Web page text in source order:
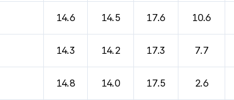
14.6 14.5 17.6 10.6
14.3 14.2 17.3 7.7
14.8 14.0 17.5 2.6